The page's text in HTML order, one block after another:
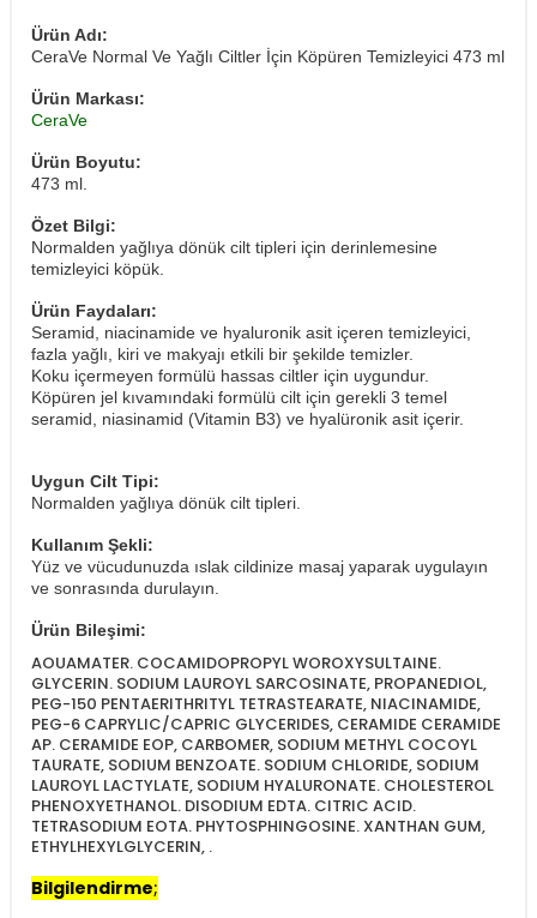
Ürün Adı:
CeraVe Normal Ve Yağlı Ciltler İçin Köpüren Temizleyici 473 ml
Ürün Markası:
CeraVe
Ürün Boyutu:
473 ml.
Özet Bilgi:
Normalden yağlıya dönük cilt tipleri için derinlemesine
temizleyici köpük.
Ürün Faydaları:
Seramid, niacinamide ve hyaluronik asit içeren temizleyici,
fazla yağlı, kiri ve makyajı etkili bir şekilde temizler.
Koku içermeyen formülü hassas ciltler için uygundur.
Köpüren jel kıvamındaki formülü cilt için gerekli 3 temel
seramid, niasinamid (Vitamin B3) ve hyalüronik asit içerir.
Uygun Cilt Tipi:
Normalden yağlıya dönük cilt tipleri.
Kullanım Şekli:
Yüz ve vücudunuzda ıslak cildinize masaj yaparak uygulayın
ve sonrasında durulayın.
Ürün Bileşimi:
AOUAMATER. COCAMIDOPROPYL WOROXYSULTAINE.
GLYCERIN. SODIUM LAUROYL SARCOSINATE, PROPANEDIOL,
PEG-150 PENTAERITHRITYL TETRASTEARATE, NIACINAMIDE,
PEG-6 CAPRYLIC/CAPRIC GLYCERIDES, CERAMIDE CERAMIDE
AP. CERAMIDE EOP, CARBOMER, SODIUM METHYL COCOYL
TAURATE, SODIUM BENZOATE. SODIUM CHLORIDE, SODIUM
LAUROYL LACTYLATE, SODIUM HYALURONATE. CHOLESTEROL
PHENOXYETHANOL. DISODIUM EDTA. CITRIC ACID.
TETRASODIUM EOTA. PHYTOSPHINGOSINE. XANTHAN GUM,
ETHYLHEXYLGLYCERIN, .
Bilgilendirme;